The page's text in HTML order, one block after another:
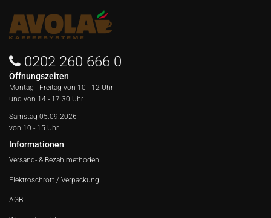
0202 260 666 0
Öffnungszeiten
Montag - Freitag von 10 - 12 Uhr
und von 14 - 17:30 Uhr
Samstag 05.09.2026
von 10 - 15 Uhr
Informationen
Versand- & Bezahlmethoden
Elektroschrott / Verpackung
AGB